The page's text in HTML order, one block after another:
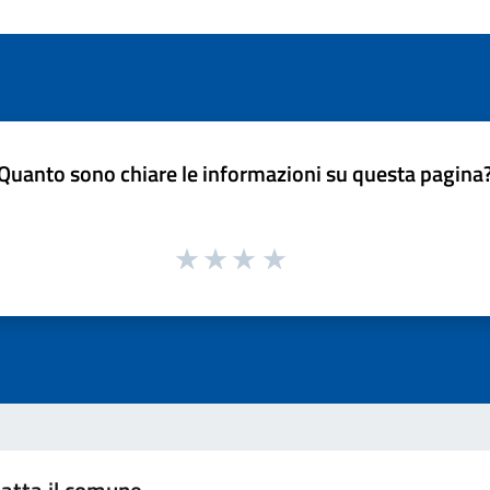
sono chiare le informazioni su questa